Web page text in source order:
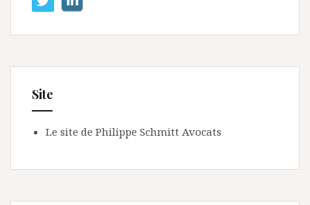
Site
Le site de Philippe Schmitt Avocats